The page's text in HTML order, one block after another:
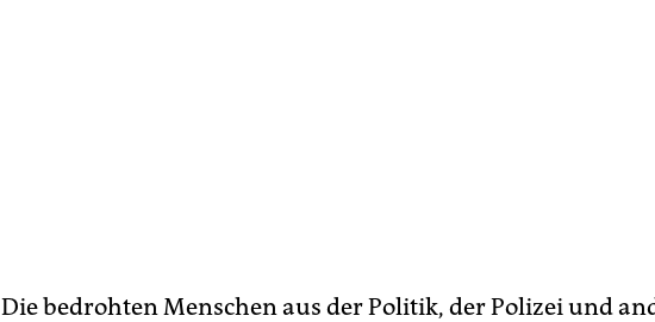
Die bedrohten Menschen aus der Politik, der Polizei und